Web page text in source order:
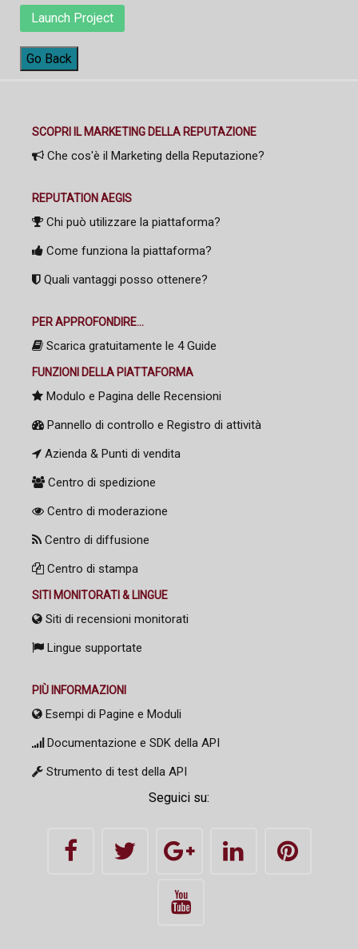
Launch Project
Go Back
SCOPRI IL MARKETING DELLA REPUTAZIONE
Che cos'è il Marketing della Reputazione?
REPUTATION AEGIS
Chi può utilizzare la piattaforma?
Come funziona la piattaforma?
Quali vantaggi posso ottenere?
PER APPROFONDIRE...
Scarica gratuitamente le 4 Guide
FUNZIONI DELLA PIATTAFORMA
Modulo e Pagina delle Recensioni
Pannello di controllo e Registro di attività
Azienda & Punti di vendita
Centro di spedizione
Centro di moderazione
Centro di diffusione
Centro di stampa
SITI MONITORATI & LINGUE
Siti di recensioni monitorati
Lingue supportate
PIÙ INFORMAZIONI
Esempi di Pagine e Moduli
Documentazione e SDK della API
Strumento di test della API
Seguici su: